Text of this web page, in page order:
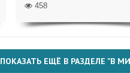
458
ПОКАЗАТЬ ЕЩЁ В РАЗДЕЛЕ "В